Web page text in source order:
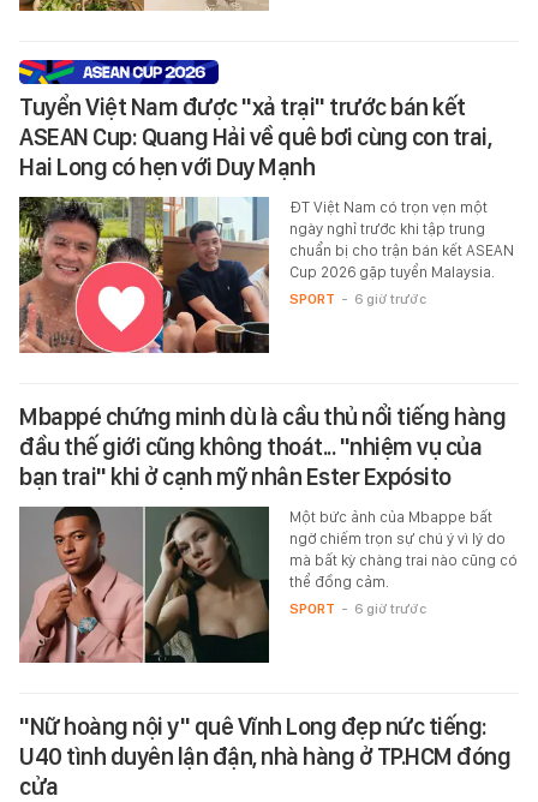
Tuyển Việt Nam được "xả trại" trước bán kết
ASEAN Cup: Quang Hải về quê bơi cùng con trai,
Hai Long có hẹn với Duy Mạnh
ĐT Việt Nam có trọn vẹn một
ngày nghỉ trước khi tập trung
chuẩn bị cho trận bán kết ASEAN
Cup 2026 gặp tuyển Malaysia.
SPORT - 6 giờ trước
Mbappé chứng minh dù là cầu thủ nổi tiếng hàng
đầu thế giới cũng không thoát... "nhiệm vụ của
bạn trai" khi ở cạnh mỹ nhân Ester Expósito
Một bức ảnh của Mbappe bất
ngờ chiếm trọn sự chú ý vì lý do
mà bất kỳ chàng trai nào cũng có
thể đồng cảm.
SPORT - 6 giờ trước
"Nữ hoàng nội y" quê Vĩnh Long đẹp nức tiếng:
U40 tình duyên lận đận, nhà hàng ở TP.HCM đóng
cửa